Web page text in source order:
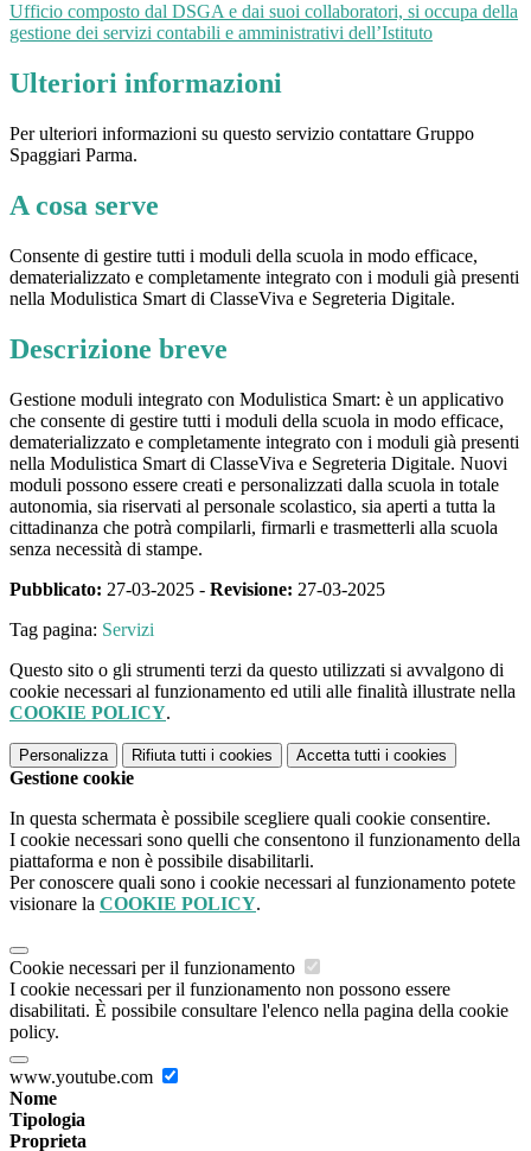
Ufficio composto dal DSGA e dai suoi collaboratori, si occupa della
gestione dei servizi contabili e amministrativi dell’Istituto
Ulteriori informazioni
Per ulteriori informazioni su questo servizio contattare Gruppo
Spaggiari Parma.
A cosa serve
Consente di gestire tutti i moduli della scuola in modo efficace,
dematerializzato e completamente integrato con i moduli già presenti
nella Modulistica Smart di ClasseViva e Segreteria Digitale.
Descrizione breve
Gestione moduli integrato con Modulistica Smart: è un applicativo
che consente di gestire tutti i moduli della scuola in modo efficace,
dematerializzato e completamente integrato con i moduli già presenti
nella Modulistica Smart di ClasseViva e Segreteria Digitale. Nuovi
moduli possono essere creati e personalizzati dalla scuola in totale
autonomia, sia riservati al personale scolastico, sia aperti a tutta la
cittadinanza che potrà compilarli, firmarli e trasmetterli alla scuola
senza necessità di stampe.
Pubblicato: 27-03-2025 - Revisione: 27-03-2025
Tag pagina: Servizi
Questo sito o gli strumenti terzi da questo utilizzati si avvalgono di
cookie necessari al funzionamento ed utili alle finalità illustrate nella
COOKIE POLICY.
Personalizza Rifiuta tutti i cookies Accetta tutti i cookies
Gestione cookie
In questa schermata è possibile scegliere quali cookie consentire.
I cookie necessari sono quelli che consentono il funzionamento della
piattaforma e non è possibile disabilitarli.
Per conoscere quali sono i cookie necessari al funzionamento potete
visionare la COOKIE POLICY.
Cookie necessari per il funzionamento
I cookie necessari per il funzionamento non possono essere
disabilitati. È possibile consultare l'elenco nella pagina della cookie
policy.
www.youtube.com
Nome
Tipologia
Proprieta